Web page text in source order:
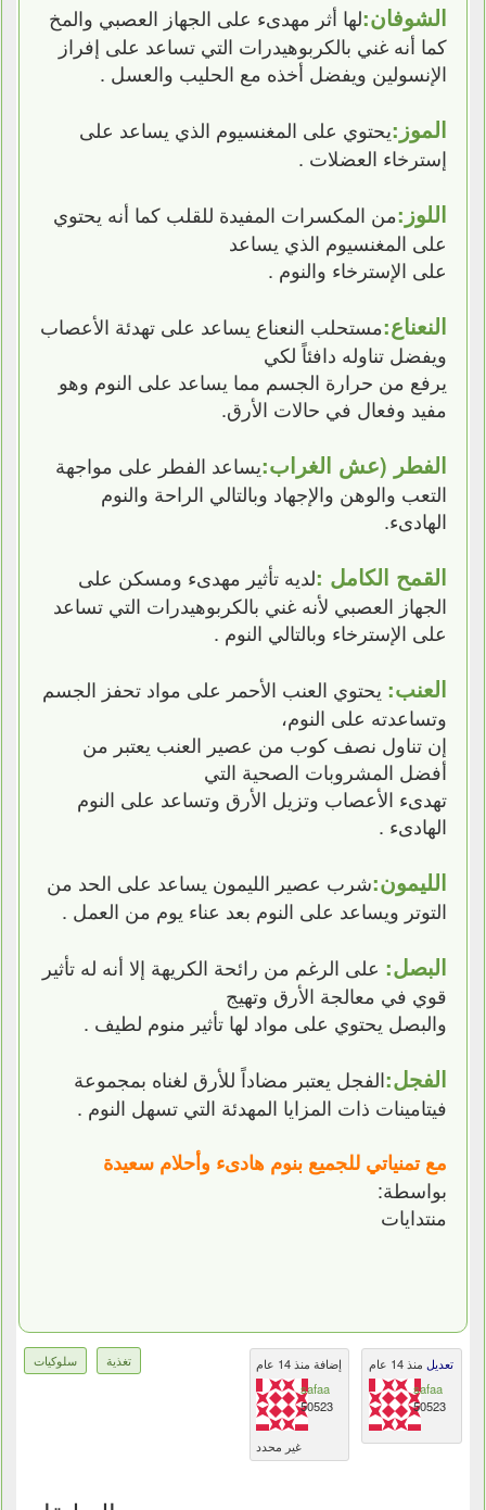
الشوفان:لها أثر مهدىء على الجهاز العصبي والمخ
كما أنه غني بالكربوهيدرات التي تساعد على إفراز
الإنسولين ويفضل أخذه مع الحليب والعسل .
الموز:يحتوي على المغنسيوم الذي يساعد على
إسترخاء العضلات .
اللوز:من المكسرات المفيدة للقلب كما أنه يحتوي
على المغنسيوم الذي يساعد
على الإسترخاء والنوم .
النعناع:مستحلب النعناع يساعد على تهدئة الأعصاب
ويفضل تناوله دافئاً لكي
يرفع من حرارة الجسم مما يساعد على النوم وهو
مفيد وفعال في حالات الأرق.
الفطر (عش الغراب:يساعد الفطر على مواجهة
التعب والوهن والإجهاد وبالتالي الراحة والنوم
الهادىء.
القمح الكامل :لديه تأثير مهدىء ومسكن على
الجهاز العصبي لأنه غني بالكربوهيدرات التي تساعد
على الإسترخاء وبالتالي النوم .
العنب: يحتوي العنب الأحمر على مواد تحفز الجسم
وتساعدته على النوم،
إن تناول نصف كوب من عصير العنب يعتبر من
أفضل المشروبات الصحية التي
تهدىء الأعصاب وتزيل الأرق وتساعد على النوم
الهادىء .
الليمون:شرب عصير الليمون يساعد على الحد من
التوتر ويساعد على النوم بعد عناء يوم من العمل .
البصل: على الرغم من رائحة الكريهة إلا أنه له تأثير
قوي في معالجة الأرق وتهيج
والبصل يحتوي على مواد لها تأثير منوم لطيف .
الفجل:الفجل يعتبر مضاداً للأرق لغناه بمجموعة
فيتامينات ذات المزايا المهدئة التي تسهل النوم .
مع تمنياتي للجميع بنوم هادىء وأحلام سعيدة
بواسطة:
منتدايات
تغذية سلوكيات
إضافة منذ 14 عام
safaa
50523
غير محدد
تعديل منذ 14 عام
safaa
50523